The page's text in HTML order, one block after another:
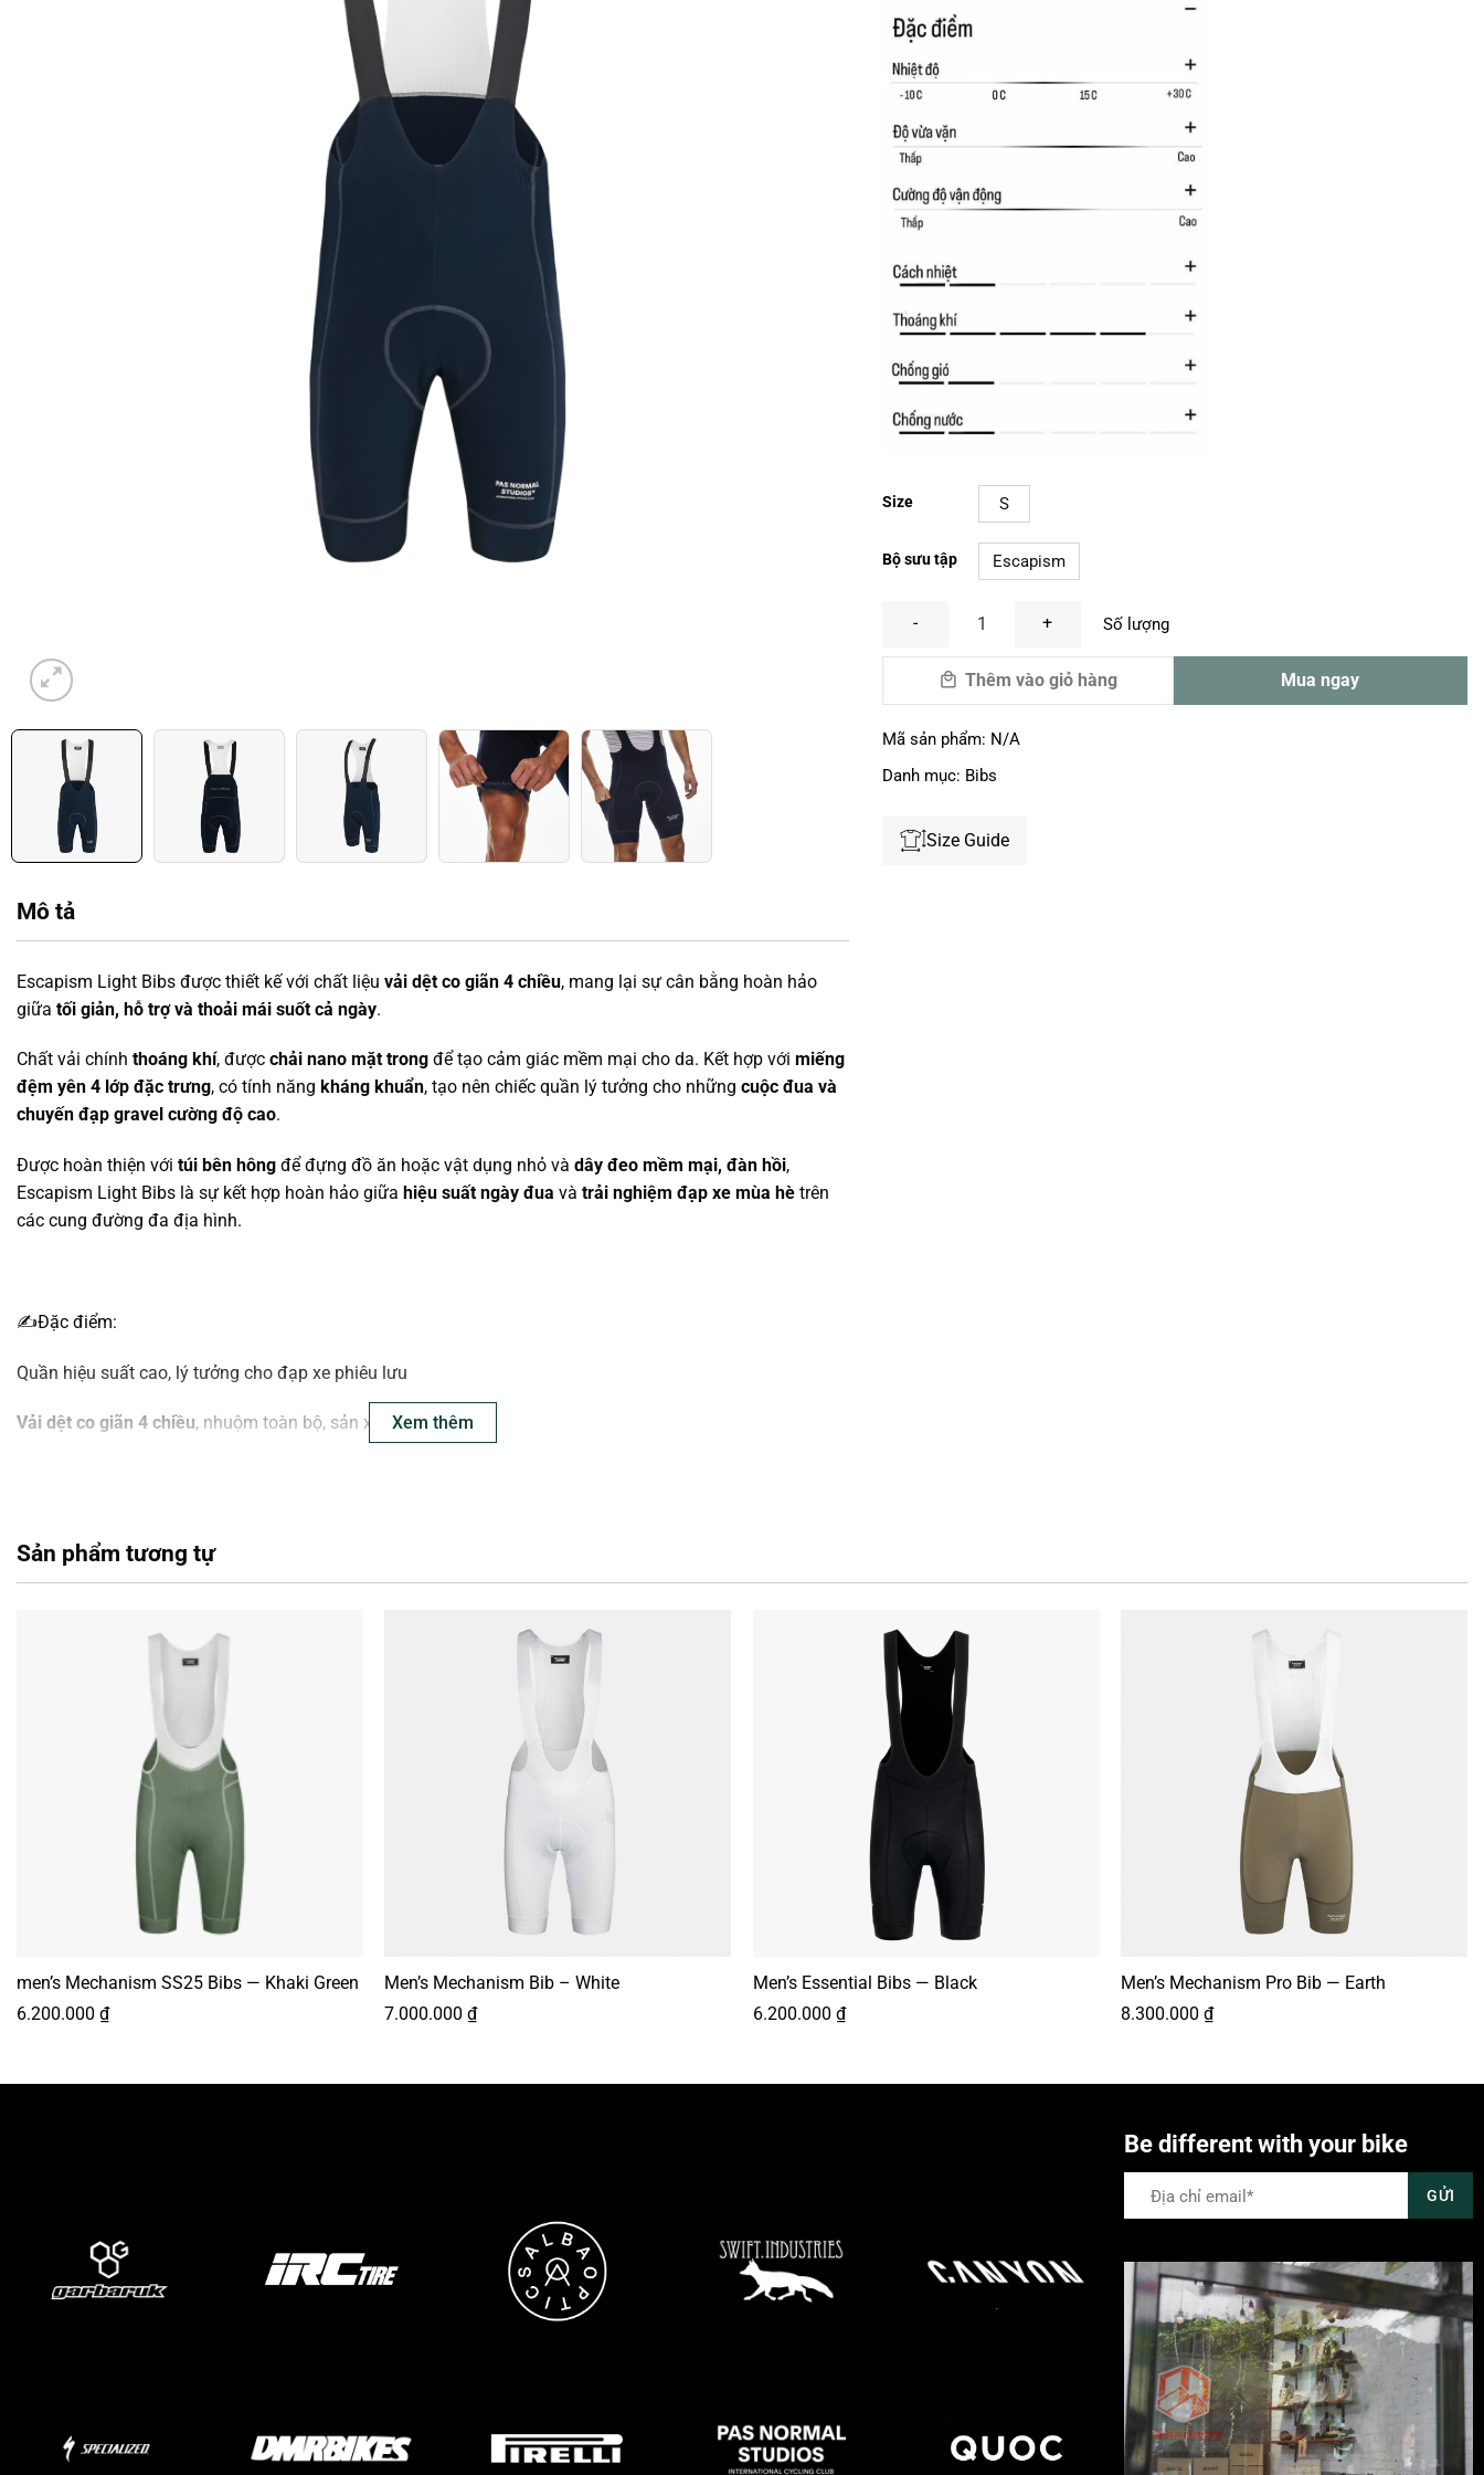
Mô tả
Escapism Light Bibs được thiết kế với chất liệu vải dệt co giãn 4 chiều, mang lại sự cân bằng hoàn hảo
giữa tối giản, hỗ trợ và thoải mái suốt cả ngày.
Chất vải chính thoáng khí, được chải nano mặt trong để tạo cảm giác mềm mại cho da. Kết hợp với miếng
đệm yên 4 lớp đặc trưng, có tính năng kháng khuẩn, tạo nên chiếc quần lý tưởng cho những cuộc đua và
chuyến đạp gravel cường độ cao.
Được hoàn thiện với túi bên hông để đựng đồ ăn hoặc vật dụng nhỏ và dây đeo mềm mại, đàn hồi,
Escapism Light Bibs là sự kết hợp hoàn hảo giữa hiệu suất ngày đua và trải nghiệm đạp xe mùa hè trên
các cung đường đa địa hình.
✍️Đặc điểm:
Quần hiệu suất cao, lý tưởng cho đạp xe phiêu lưu
Vải dệt co giãn 4 chiều, nhuộm toàn bộ, sản xuất tại Ý
tiện dụng
71% Polyamide, 29% Elastane
Thành phần phụ:70% Polyester, 30% Elastane
67% Polyester, 33% Elastane
• Gợi ý size: Mẫu nam cao 1m81, mặc size M
Xem thêm
Size S
Bộ sưu tập Escapism
Men's Escapism Light Bibs — Night Blue số lượng
Thêm vào giỏ hàng Mua ngay
Mã sản phẩm: N/A
Danh mục: Bibs
Size Guide
Sản phẩm tương tự
men’s Mechanism SS25 Bibs — Khaki Green
6.200.000 ₫
Men’s Mechanism Bib – White
7.000.000₫
Men’s Essential Bibs — Black
6.200.000 ₫
Men’s Mechanism Pro Bib — Earth
8.300.000₫
Be different with your bike